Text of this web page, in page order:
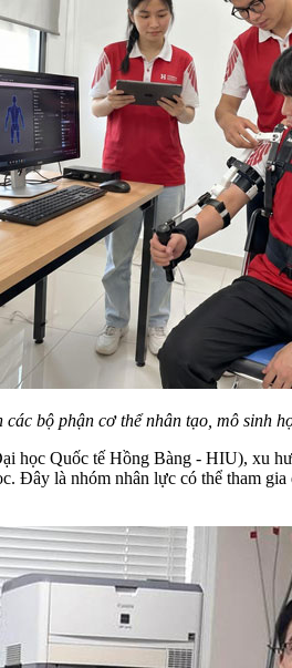
bộ phận cơ thể nhân tạo, mô sinh
Quốc tế Hồng Bàng - HIU), xu
Đây là nhóm nhân lực có thể tham